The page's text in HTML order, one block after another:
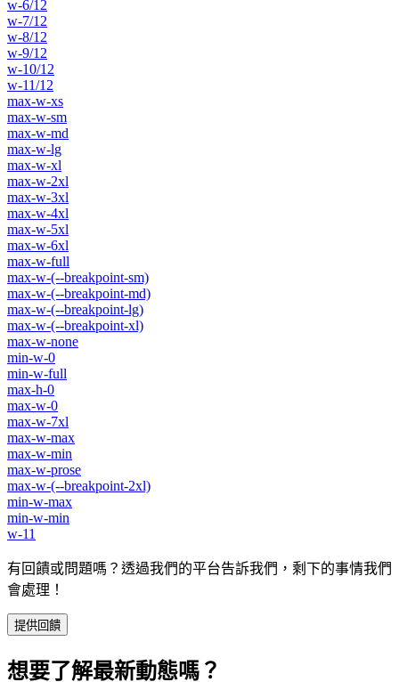
w-6/12
w-7/12
w-8/12
w-9/12
w-10/12
w-11/12
max-w-xs
max-w-sm
max-w-md
max-w-lg
max-w-xl
max-w-2xl
max-w-3xl
max-w-4xl
max-w-5xl
max-w-6xl
max-w-full
max-w-(--breakpoint-sm)
max-w-(--breakpoint-md)
max-w-(--breakpoint-lg)
max-w-(--breakpoint-xl)
max-w-none
min-w-0
min-w-full
max-h-0
max-w-0
max-w-7xl
max-w-max
max-w-min
max-w-prose
max-w-(--breakpoint-2xl)
min-w-max
min-w-min
w-11
有回饋或問題嗎？透過我們的平台告訴我們，剩下的事情我們
會處理！
提供回饋
想要了解最新動態嗎？